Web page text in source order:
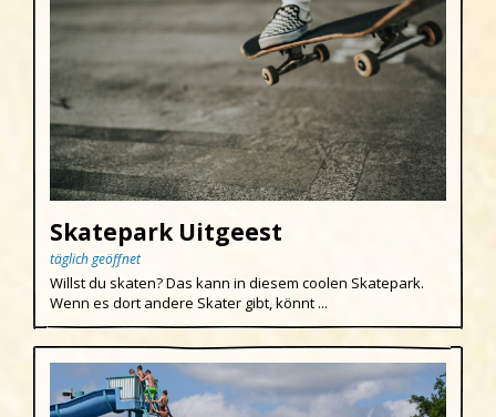
Skatepark Uitgeest
täglich geöffnet
Willst du skaten? Das kann in diesem coolen Skatepark.
Wenn es dort andere Skater gibt, könnt ...